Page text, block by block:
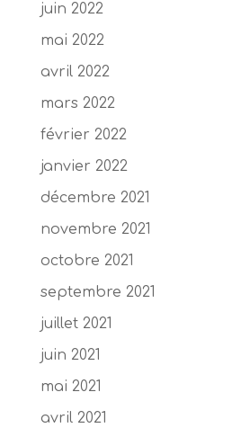
juin 2022
mai 2022
avril 2022
mars 2022
février 2022
janvier 2022
décembre 2021
novembre 2021
octobre 2021
septembre 2021
juillet 2021
juin 2021
mai 2021
avril 2021